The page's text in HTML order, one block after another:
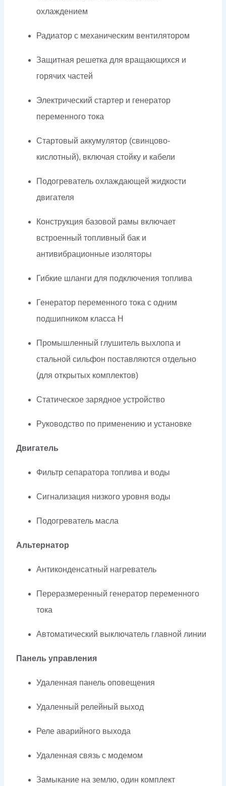
охлаждением
Радиатор с механическим вентилятором
Защитная решетка для вращающихся и
горячих частей
Электрический стартер и генератор
переменного тока
Стартовый аккумулятор (свинцово-
кислотный), включая стойку и кабели
Подогреватель охлаждающей жидкости
двигателя
Конструкция базовой рамы включает
встроенный топливный бак и
антивибрационные изоляторы
Гибкие шланги для подключения топлива
Генератор переменного тока с одним
подшипником класса H
Промышленный глушитель выхлопа и
стальной сильфон поставляются отдельно
(для открытых комплектов)
Статическое зарядное устройство
Руководство по применению и установке
Двигатель
Фильтр сепаратора топлива и воды
Сигнализация низкого уровня воды
Подогреватель масла
Альтернатор
Антиконденсатный нагреватель
Переразмеренный генератор переменного
тока
Автоматический выключатель главной линии
Панель управления
Удаленная панель оповещения
Удаленный релейный выход
Реле аварийного выхода
Удаленная связь с модемом
Замыкание на землю, один комплект